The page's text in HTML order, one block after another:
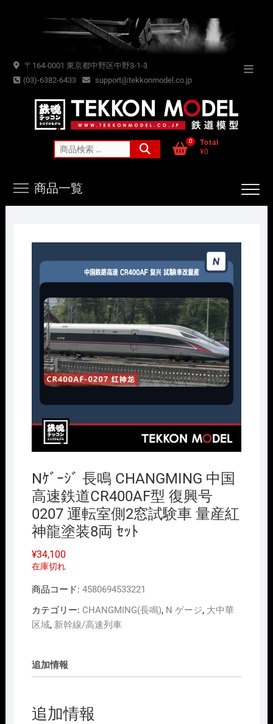
〒164-0001 東京都中野区中野3-1-3
(03)-6382-6433
support@tekkonmodel.co.jp
索
0
Total
¥0
商品一覧
Nｹﾞｰｼﾞ 長鳴 CHANGMING 中国
高速鉄道CR400AF型 復興号
0207 運転室側2窓試験車 量産紅
神龍塗装8両 ｾｯﾄ
¥34,100
在庫切れ
商品コード: 4580694533221
カテゴリー: CHANGMING(長鳴), N ゲージ, 大中華
区域, 新幹線/高速列車
追加情報
追加情報